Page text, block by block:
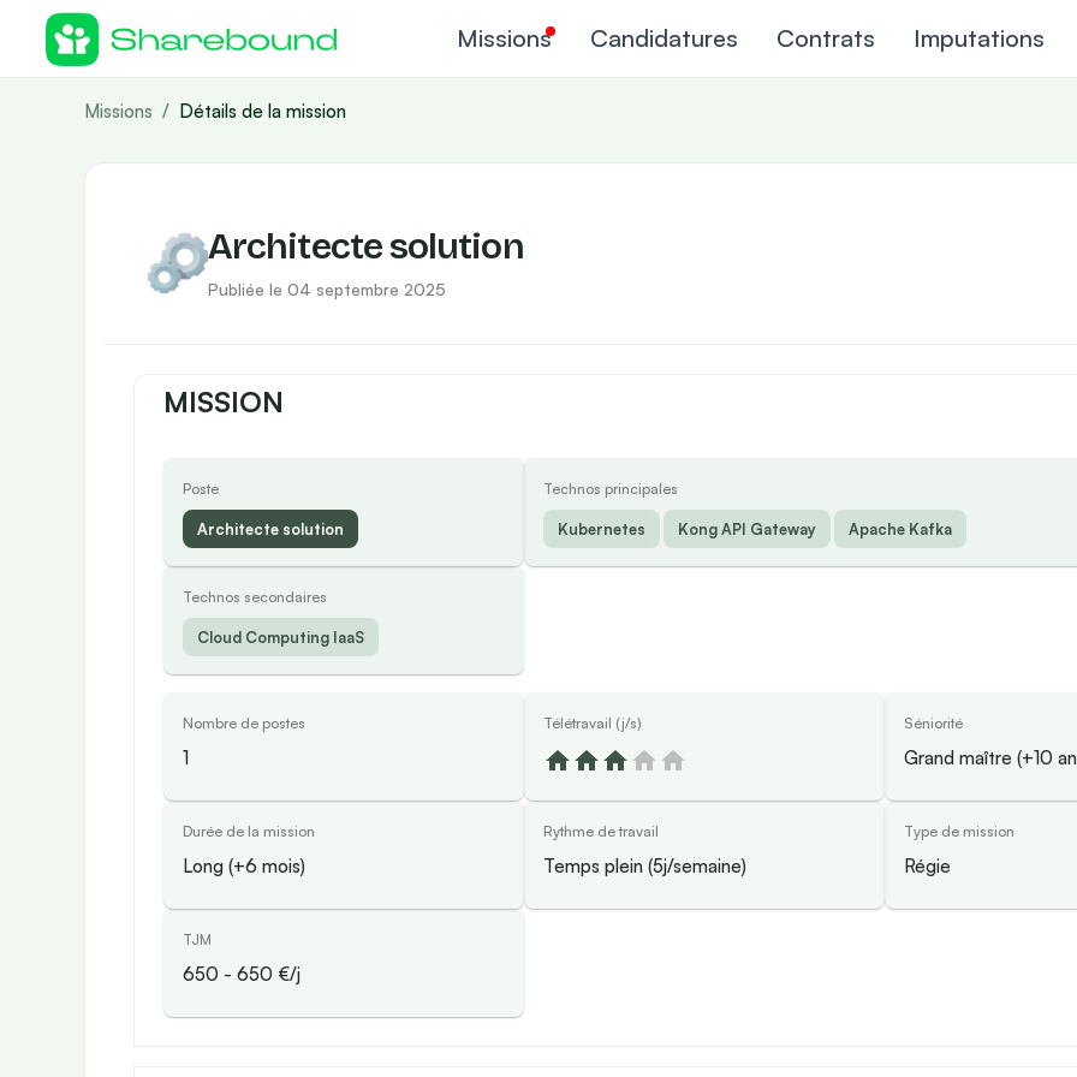
Missions Candidatures Contrats Imputations
Missions / Détails de la mission
Architecte solution
Publiée le 04 septembre 2025
MISSION
Poste
Architecte solution
Technos principales
Kubernetes Kong API Gateway Apache Kafka
Technos secondaires
Cloud Computing IaaS
Nombre de postes
1
Télétravail (j/s) Séniorité
Grand maître (+10
Durée de la mission
Long (+6 mois)
Rythme de travail
Temps plein (5j/semaine)
Type de mission
Régie
TJM
650 - 650 €/j